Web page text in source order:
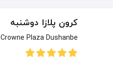
کرون پلازا دوشنبه
Crowne Plaza Dushanbe